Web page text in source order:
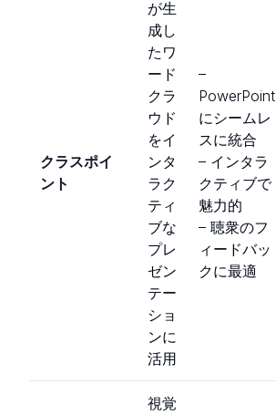
クラスポイ
ント
が生
成し
たワ
ード
クラ
ウド
をイ
ンタ
ラク
ティ
ブな
プレ
ゼン
テー
ショ
ンに
活用
–
PowerPoint
にシームレ
スに統合
– インタラ
クティブで
魅力的
– 聴衆のフ
ィードバッ
クに最適
視覚